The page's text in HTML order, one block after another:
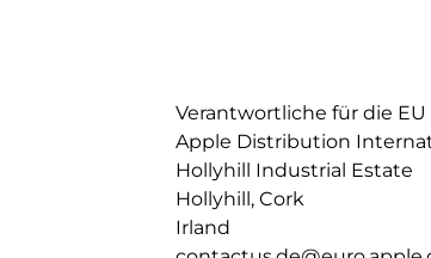
Notfallkontakte.
du an deinem Ziel
BLEIB UNTERWEGS IN
Sende eine Textnachricht, ruf
den Notruf – alles ohne dein
noch besser verbunden.
Verantwortliche für die EU
Apple Distribution
Hollyhill Industrial Estate
Hollyhill, Cork
Irland